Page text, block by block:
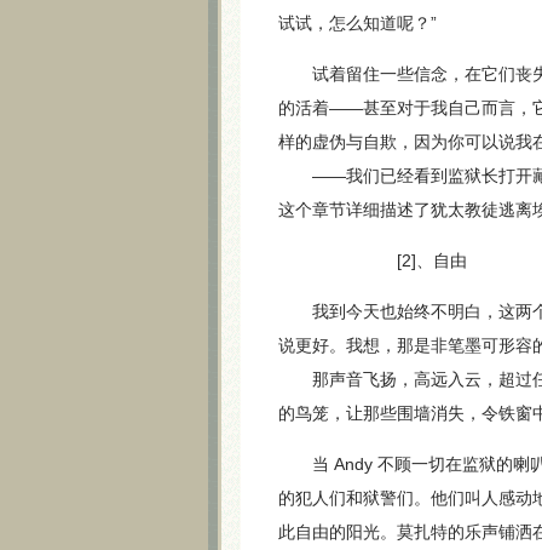
试试，怎么知道呢？”
试着留住一些信念，在它们丧
的活着——甚至对于我自己而言，
样的虚伪与自欺，因为你可以说我
——我们已经看到监狱长打开藏
这个章节详细描述了犹太教徒逃离
[2]、自由
我到今天也始终不明白，这两
说更好。我想，那是非笔墨可形容
那声音飞扬，高远入云，超过
的鸟笼，让那些围墙消失，令铁窗
当 Andy 不顾一切在监狱的喇叭
的犯人们和狱警们。他们叫人感
此自由的阳光。莫扎特的乐声铺